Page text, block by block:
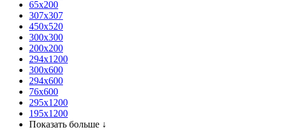
65x200
307x307
450x520
300x300
200x200
294x1200
300x600
294x600
76х600
295х1200
195х1200
Показать больше ↓